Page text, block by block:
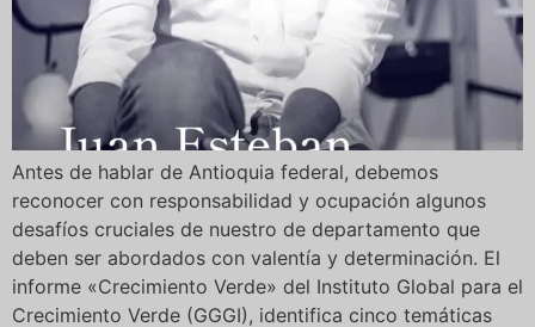
Antes de hablar de Antioquia federal, debemos
reconocer con responsabilidad y ocupación algunos
desafíos cruciales de nuestro de departamento que
deben ser abordados con valentía y determinación. El
informe «Crecimiento Verde» del Instituto Global para el
Crecimiento Verde (GGGI), identifica cinco temáticas